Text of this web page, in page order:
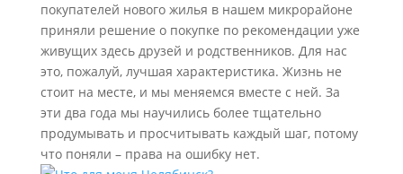
покупателей нового жилья в нашем микрорайоне
приняли решение о покупке по рекомендации уже
живущих здесь друзей и родственников. Для нас
это, пожалуй, лучшая характеристика. Жизнь не
стоит на месте, и мы меняемся вместе с ней. За
эти два года мы научились более тщательно
продумывать и просчитывать каждый шаг, потому
что поняли – права на ошибку нет.